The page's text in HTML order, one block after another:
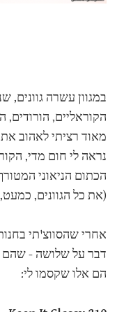
במגוון עשרה גוונים,
הקוראליים, הורודים,
מאוד רציתי לאהוב את
נראה לי חום מדי,
הכתום הניאוני
(את כל הגוונים,
אחרי שהסווצ'תי
דבר על שלושה - שהם
הם אלו שקסמו לי: